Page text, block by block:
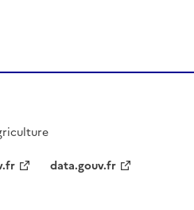
data.gouv.fr